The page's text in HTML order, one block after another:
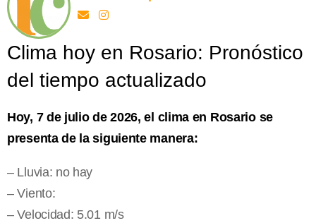
Clima hoy en Rosario: Pronóstico
del tiempo actualizado
Hoy, 7 de julio de 2026, el clima en Rosario se
presenta de la siguiente manera:
– Lluvia: no hay
– Viento:
– Velocidad: 5.01 m/s